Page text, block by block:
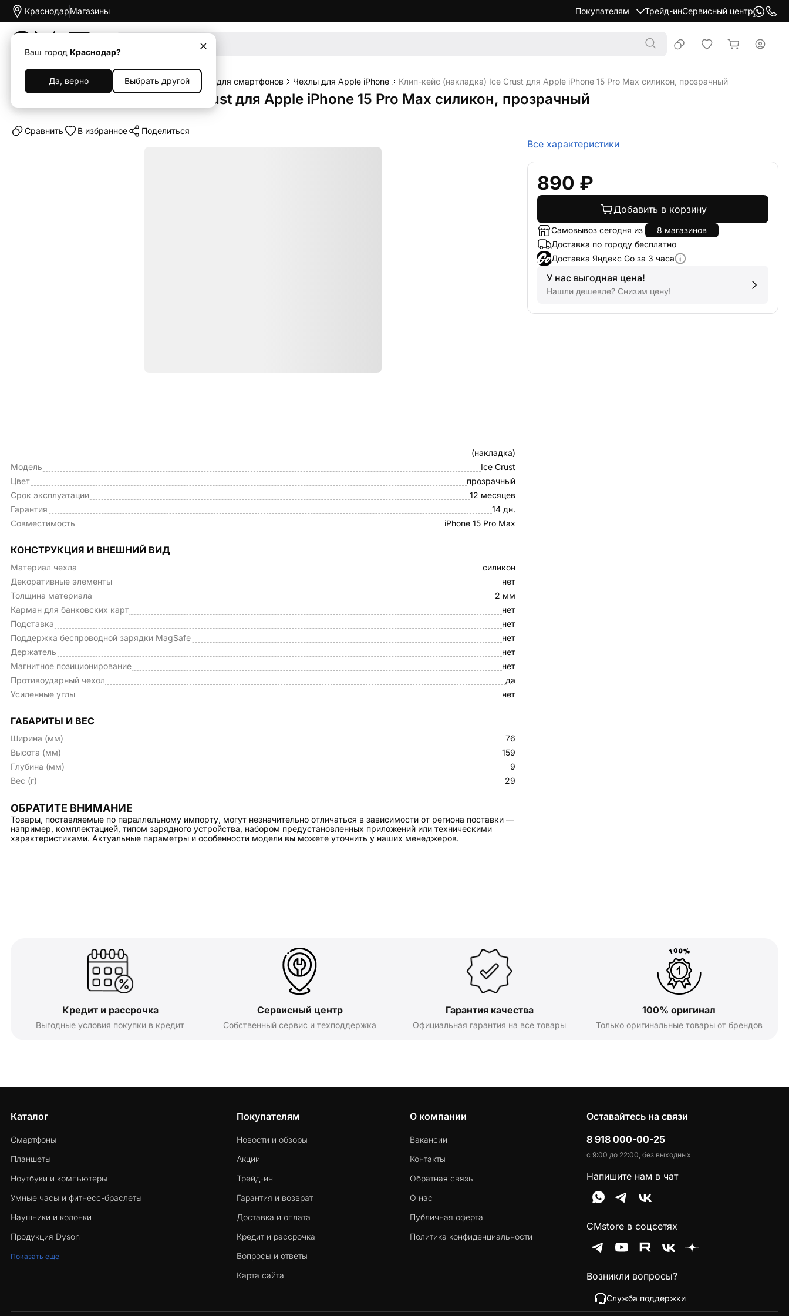
Краснодар
Ваш город Краснодар?
Да, верно Выбрать другой
Магазины Покупателям Трейд-инСервисный центр
Каталог Аксессуары Чехлы Чехлы для смартфонов Чехлы для Apple iPhone Клип-кейс (накладка) Ice Crust для Apple iPhone 15 Pro Max силикон, прозрачный
Клип-кейс (накладка) Ice Crust для Apple iPhone 15 Pro Max силикон, прозрачный
Cравнить В избранное Поделиться
(накладка)
Модель
Ice Crust
Цвет
прозрачный
Срок эксплуатации
12 месяцев
Гарантия
14 дн.
Совместимость
iPhone 15 Pro Max
КОНСТРУКЦИЯ И ВНЕШНИЙ ВИД
Материал чехла
силикон
Декоративные элементы
нет
Толщина материала
2 мм
Карман для банковских карт
нет
Подставка
нет
Поддержка беспроводной зарядки MagSafe
нет
Держатель
нет
Магнитное позиционирование
нет
Противоударный чехол
да
Усиленные углы
нет
ГАБАРИТЫ И ВЕС
Ширина (мм)
76
Высота (мм)
159
Глубина (мм)
9
Вес (г)
29
ОБРАТИТЕ ВНИМАНИЕ
Товары, поставляемые по параллельному импорту, могут незначительно отличаться в зависимости от региона поставки —
например, комплектацией, типом зарядного устройства, набором предустановленных приложений или техническими
характеристиками. Актуальные параметры и особенности модели вы можете уточнить у наших менеджеров.
Все характеристики
890 ₽
Добавить в корзину
Самовывоз сегодня из
8 магазинов
Доставка по городу бесплатно
Доставка Яндекс Go за 3 часа
У нас выгодная цена!
Нашли дешевле? Снизим цену!
Кредит и рассрочка
Выгодные условия покупки в кредит
Сервисный центр
Собственный сервис и техподдержка
Гарантия качества
Официальная гарантия на все товары
100% оригинал
Только оригинальные товары от брендов
Каталог
Смартфоны
Планшеты
Ноутбуки и компьютеры
Умные часы и фитнесс-браслеты
Наушники и колонки
Продукция Dyson
Показать еще
Покупателям
Новости и обзоры
Акции
Трейд-ин
Гарантия и возврат
Доставка и оплата
Кредит и рассрочка
Вопросы и ответы
Карта сайта
О компании
Вакансии
Контакты
Обратная связь
О нас
Публичная оферта
Политика конфиденциальности
Оставайтесь на связи
8 918 000-00-25
с 9:00 до 22:00, без выходных
Напишите нам в чат
CMstore в соцсетях
Возникли вопросы?
Служба поддержки